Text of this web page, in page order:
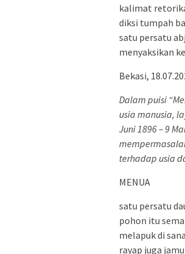
kalimat
diksi tumpah
satu persatu
menyaksikan
Bekasi,
Dalam puisi
usia manusia,
Juni 1896 – 9
terhadap usia
MENUA
satu persatu
pohon itu
melapuk di
rayap juga